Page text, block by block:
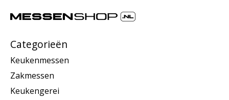
Categorieën
Keukenmessen
Zakmessen
Keukengerei